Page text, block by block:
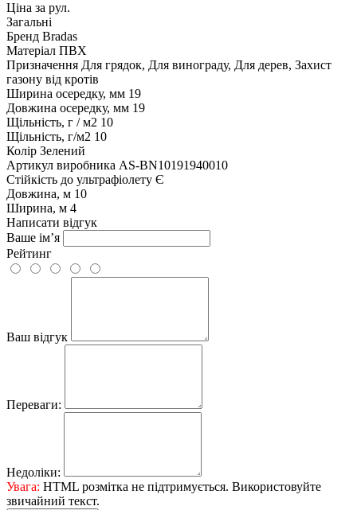
Ціна за рул.
Загальні
Бренд Bradas
Матеріал ПВХ
Призначення Для грядок, Для винограду, Для дерев, Захист
газону від кротів
Ширина осередку, мм 19
Довжина осередку, мм 19
Щільність, г / м2 10
Щільність, г/м2 10
Колір Зелений
Артикул виробника AS-BN10191940010
Стійкість до ультрафіолету Є
Довжина, м 10
Ширина, м 4
Написати відгук
Ваше ім’я
Рейтинг
Ваш відгук
Переваги:
Недоліки:
Увага: HTML розмітка не підтримується. Використовуйте
звичайний текст.